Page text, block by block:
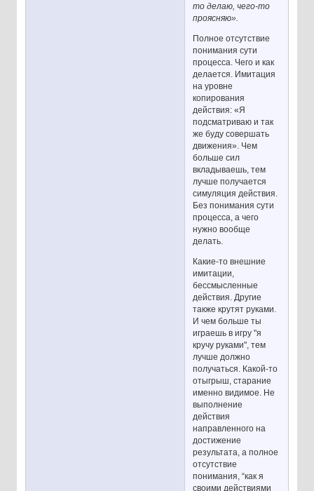
то делаю, чего-то
проясняю».
Полное отсутствие
понимания сути
процесса. Чего и как
делается. Имитация
на уровне
копирования
действия: «Я
подсматриваю и так
же буду совершать
движения». Чем
больше сил
вкладываешь, тем
лучше получается
симуляция действия.
Без понимания сути
процесса, а чего
нужно вообще
делать.
Какие-то внешние
имитации,
бессмысленные
действия. Другие
также крутят руками.
И чем больше ты
играешь в игру "я
кручу руками", тем
лучше должно
получаться. Какой-то
отыгрыш, старание
именно видимое. Не
выполнение
действия
направленного на
достижение
результата, а полное
отсутствие
понимания, “как я
своими действиями